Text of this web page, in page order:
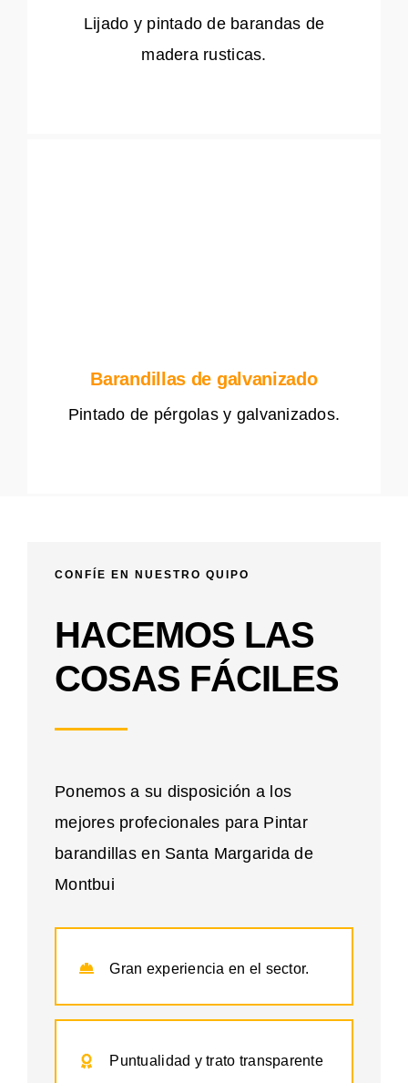
Lijado y pintado de barandas de
madera rusticas.
Barandillas de galvanizado
Pintado de pérgolas y galvanizados.
CONFÍE EN NUESTRO QUIPO
HACEMOS LAS
COSAS FÁCILES
Ponemos a su disposición a los
mejores profecionales para Pintar
barandillas en Santa Margarida de
Montbui
Gran experiencia en el sector.
Puntualidad y trato transparente